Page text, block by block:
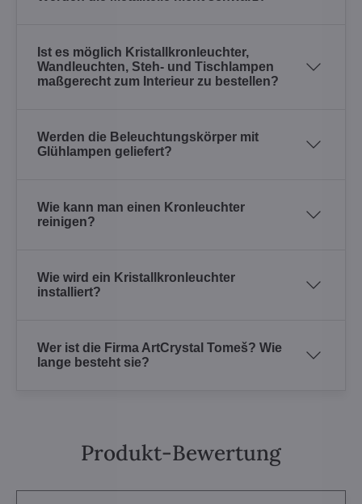
Ist es möglich Kristallkronleuchter,
Wandleuchten, Steh- und Tischlampen
maßgerecht zum Interieur zu bestellen?
Werden die Beleuchtungskörper mit
Glühlampen geliefert?
Wie kann man einen Kronleuchter
reinigen?
Wie wird ein Kristallkronleuchter
installiert?
Wer ist die Firma ArtCrystal Tomeš? Wie
lange besteht sie?
Produkt-Bewertung